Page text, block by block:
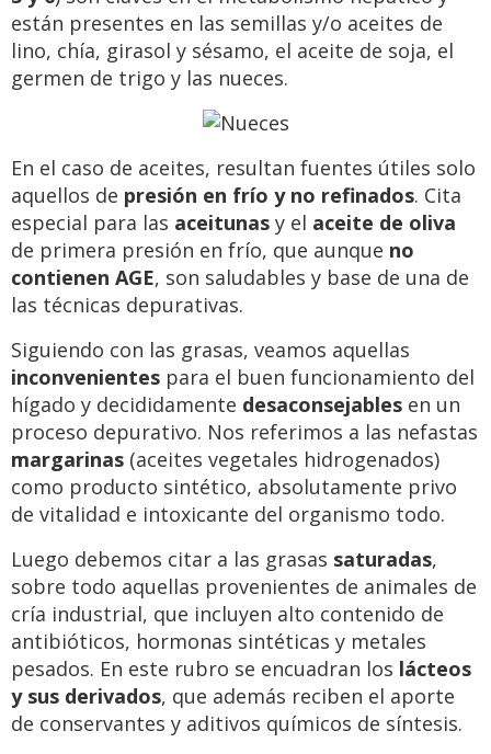
están presentes en las semillas y/o aceites de
lino, chía, girasol y sésamo, el aceite de soja, el
germen de trigo y las nueces.
En el caso de aceites, resultan fuentes útiles solo
aquellos de presión en frío y no refinados. Cita
especial para las aceitunas y el aceite de oliva
de primera presión en frío, que aunque no
contienen AGE, son saludables y base de una de
las técnicas depurativas.
Siguiendo con las grasas, veamos aquellas
inconvenientes para el buen funcionamiento del
hígado y decididamente desaconsejables en un
proceso depurativo. Nos referimos a las nefastas
margarinas (aceites vegetales hidrogenados)
como producto sintético, absolutamente privo
de vitalidad e intoxicante del organismo todo.
Luego debemos citar a las grasas saturadas,
sobre todo aquellas provenientes de animales de
cría industrial, que incluyen alto contenido de
antibióticos, hormonas sintéticas y metales
pesados. En este rubro se encuadran los lácteos
y sus derivados, que además reciben el aporte
de conservantes y aditivos químicos de síntesis.